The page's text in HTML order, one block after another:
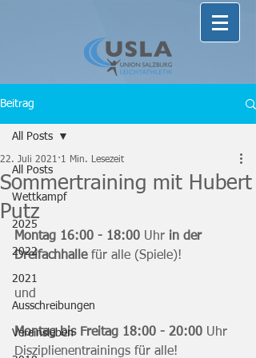
Beitrag
All Posts
Wettkampf
2025
2022
2021
Ausschreibungen
Vereinsleben
All Posts
Sommertraining mit Hubert
Putz
22. Juli 2021 1 Min. Lesezeit
Montag 16:00 - 18:00 Uhr in der
Dreifachhalle für alle (Spiele)!
und
Montag bis Freitag 18:00 - 20:00 Uhr
Disziplienentrainings für alle!